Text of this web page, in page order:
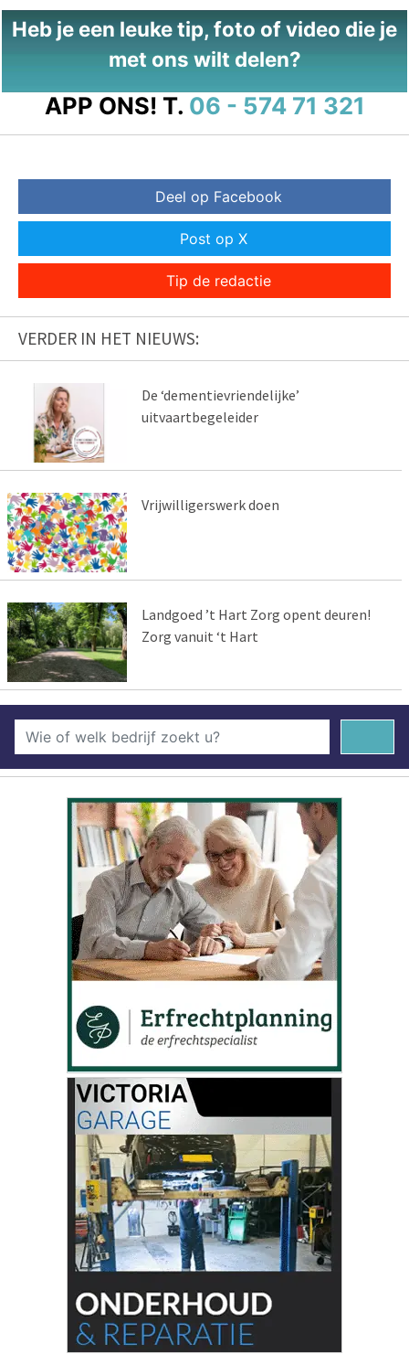
Heb je een leuke tip, foto of video die je
met ons wilt delen?
APP ONS! T. 06 - 574 71 321
Deel op Facebook
Post op X
Tip de redactie
VERDER IN HET NIEUWS:
De ‘dementievriendelijke’
uitvaartbegeleider
Vrijwilligerswerk doen
Landgoed ’t Hart Zorg opent deuren!
Zorg vanuit ‘t Hart